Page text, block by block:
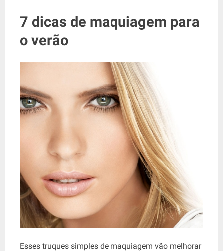
7 dicas de maquiagem para
o verão
Esses truques simples de maquiagem vão melhorar